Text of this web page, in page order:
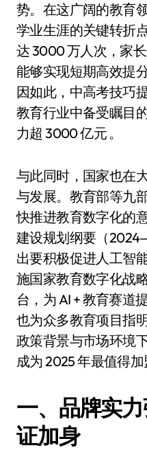
势。在这广阔的教育
学业生涯的关键转折
达 3000 万人次，家
能够实现短期高效提
因如此，中高考技巧
教育行业中备受瞩目
力超 3000 亿元 。
与此同时，国家也在
与发展。教育部等九
快推进教育数字化的
建设规划纲要（
出要积极促进人工智
施国家教育数字化战
台，为 AI + 教育赛道
也为众多教育项目指
政策背景与市场环境
成为 2025 年最值得加
一、品牌实
证加身